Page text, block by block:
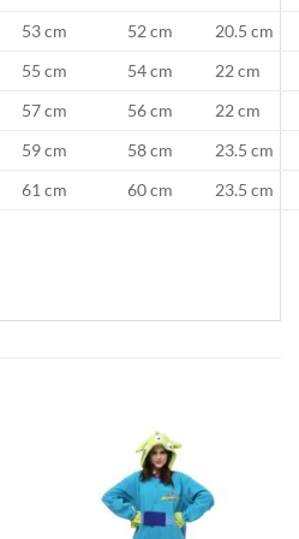
53 cm 52 cm
20.5 cm
55 cm 54 cm
22 cm
57 cm 56 cm
22 cm
59 cm 58 cm
23.5 cm
61 cm 60 cm 23.5 cm